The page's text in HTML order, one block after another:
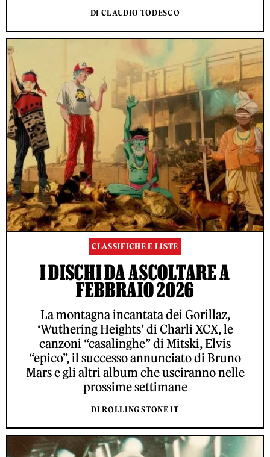
DI CLAUDIO TODESCO
CLASSIFICHE E LISTE
I DISCHI DA ASCOLTARE A
FEBBRAIO 2026
La montagna incantata dei Gorillaz,
‘Wuthering Heights’ di Charli XCX, le
canzoni “casalinghe” di Mitski, Elvis
“epico”, il successo annunciato di Bruno
Mars e gli altri album che usciranno nelle
prossime settimane
DI ROLLING STONE IT